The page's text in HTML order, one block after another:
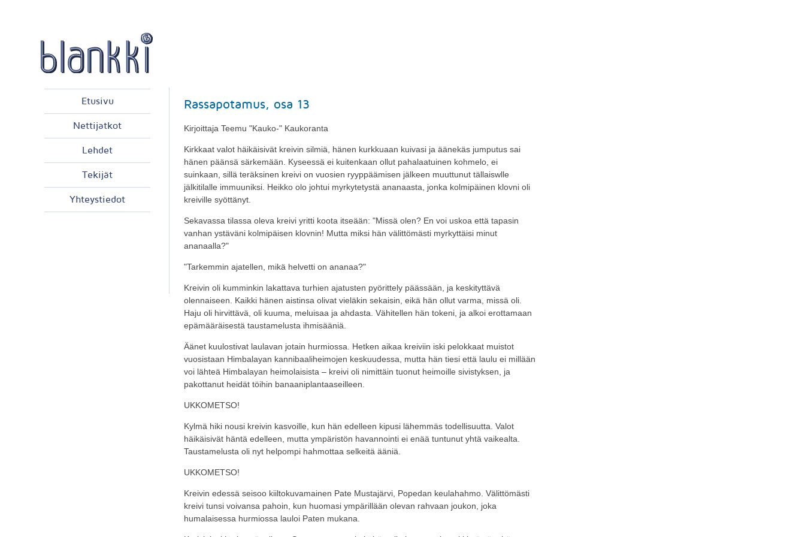
Etusivu
Nettijatkot
Lehdet
Tekijät
Yhteystiedot
Rassapotamus, osa 13
Kirjoittaja Teemu "Kauko-" Kaukoranta
Kirkkaat valot häikäisivät kreivin silmiä, hänen kurkkuaan kuivasi ja äänekäs jumputus sai
hänen päänsä särkemään. Kyseessä ei kuitenkaan ollut pahalaatuinen kohmelo, ei
suinkaan, sillä teräksinen kreivi on vuosien ryyppäämisen jälkeen muuttunut tällaiswlle
jälkitilalle immuuniksi. Heikko olo johtui myrkytetystä ananaasta, jonka kolmipäinen klovni oli
kreiville syöttänyt.
Sekavassa tilassa oleva kreivi yritti koota itseään: "Missä olen? En voi uskoa että tapasin
vanhan ystäväni kolmipäisen klovnin! Mutta miksi hän välittömästi myrkyttäisi minut
ananaalla?"
"Tarkemmin ajatellen, mikä helvetti on ananaa?"
Kreivin oli kumminkin lakattava turhien ajatusten pyörittely päässään, ja keskityttävä
olennaiseen. Kaikki hänen aistinsa olivat vieläkin sekaisin, eikä hän ollut varma, missä oli.
Haju oli hirvittävä, oli kuuma, meluisaa ja ahdasta. Vähitellen hän tokeni, ja alkoi erottamaan
epämääräisestä taustamelusta ihmisääniä.
Äänet kuulostivat laulavan jotain hurmiossa. Hetken aikaa kreiviin iski pelokkaat muistot
vuosistaan Himbalayan kannibaaliheimojen keskuudessa, mutta hän tiesi että laulu ei millään
voi lähteä Himbalayan heimolaisista – kreivi oli nimittäin tuonut heimoille sivistyksen, ja
pakottanut heidät töihin banaaniplantaaseilleen.
UKKOMETSO!
Kylmä hiki nousi kreivin kasvoille, kun hän edelleen kipusi lähemmäs todellisuutta. Valot
häikäisivät häntä edelleen, mutta ympäristön havannointi ei enää tuntunut yhtä vaikealta.
Taustamelusta oli nyt helpompi hahmottaa selkeitä ääniä.
UKKOMETSO!
Kreivin edessä seisoo kiiltokuvamainen Pate Mustajärvi, Popedan keulahahmo. Välittömästi
kreivi tunsi voivansa pahoin, kun huomasi ympärillään olevan rahvaan joukon, joka
humalaisessa hurmiossa lauloi Paten mukana.